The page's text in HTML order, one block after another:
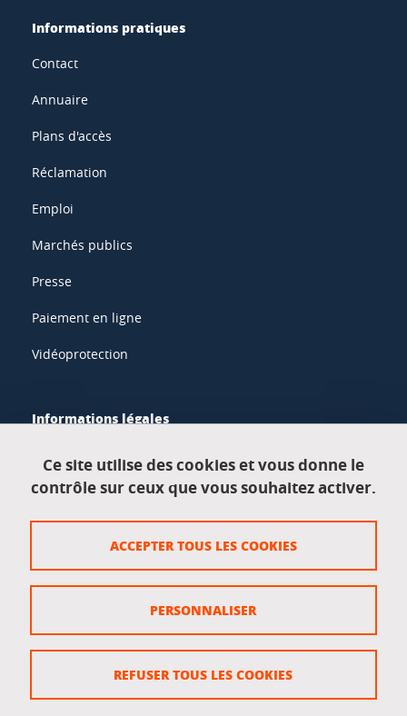
Informations pratiques
Contact
Annuaire
Plans d'accès
Réclamation
Emploi
Marchés publics
Presse
Paiement en ligne
Vidéoprotection
Informations légales
Données personnelles
Crédits
Gestion des cookies
Accessibilité : non conforme
Ce site utilise des cookies et vous donne le
contrôle sur ceux que vous souhaitez activer.
ACCEPTER TOUS LES COOKIES
REFUSER TOUS LES COOKIES
PERSONNALISER